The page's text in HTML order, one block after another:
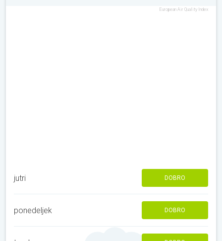
European Air Quality Index
jutri DOBRO
ponedeljek DOBRO